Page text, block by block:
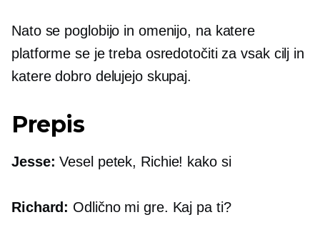
Nato se poglobijo in omenijo, na katere
platforme se je treba osredotočiti za vsak cilj in
katere dobro delujejo skupaj.
Prepis
Jesse: Vesel petek, Richie! kako si
Richard: Odlično mi gre. Kaj pa ti?